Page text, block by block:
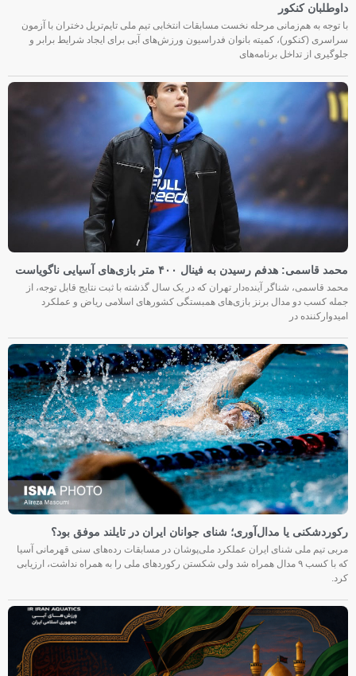
داوطلبان کنکور
با توجه به هم‌زمانی مرحله نخست مسابقات انتخابی تیم ملی تایم‌تریل دختران با آزمون
سراسری (کنکور)، کمیته بانوان فدراسیون ورزش‌های آبی برای ایجاد شرایط برابر و
جلوگیری از تداخل برنامه‌های
محمد قاسمی: هدفم رسیدن به فینال ۴۰۰ متر بازی‌های آسیایی ناگویاست
محمد قاسمی، شناگر آینده‌دار تهران که در یک سال گذشته با ثبت نتایج قابل توجه، از
جمله کسب دو مدال برنز بازی‌های همبستگی کشورهای اسلامی ریاض و عملکرد
امیدوارکننده در
رکوردشکنی یا مدال‌آوری؛ شنای جوانان ایران در تایلند موفق بود؟
مربی تیم ملی شنای ایران عملکرد ملی‌پوشان در مسابقات رده‌های سنی قهرمانی آسیا
که با کسب ۹ مدال همراه شد ولی شکستن رکوردهای ملی را به همراه نداشت، ارزیابی
کرد.